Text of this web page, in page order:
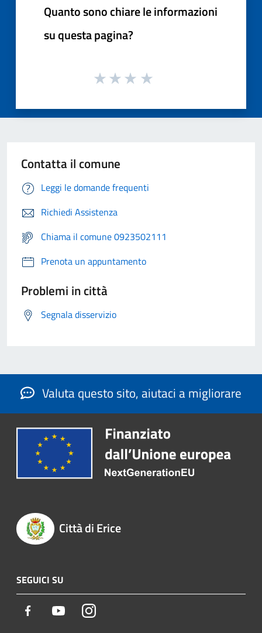
Quanto sono chiare le informazioni
su questa pagina?
Contatta il comune
Leggi le domande frequenti
Richiedi Assistenza
Chiama il comune 0923502111
Prenota un appuntamento
Problemi in città
Segnala disservizio
Valuta questo sito, aiutaci a migliorare
Città di Erice
SEGUICI SU
Facebook YoutubeInstagram